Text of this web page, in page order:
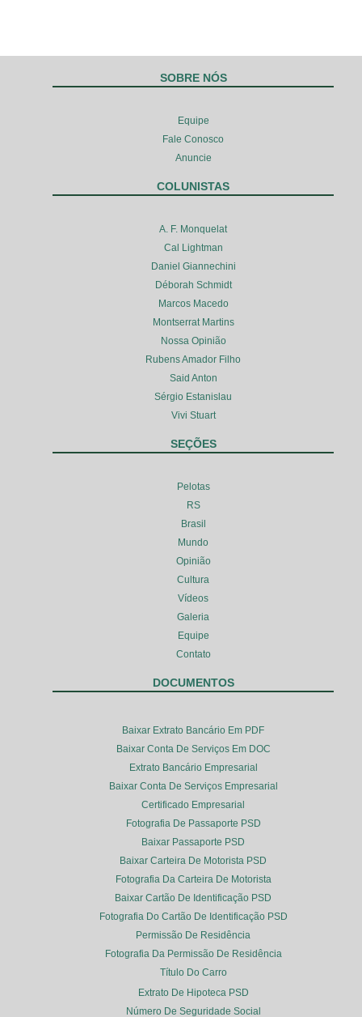
SOBRE NÓS
Equipe
Fale Conosco
Anuncie
COLUNISTAS
A. F. Monquelat
Cal Lightman
Daniel Giannechini
Déborah Schmidt
Marcos Macedo
Montserrat Martins
Nossa Opinião
Rubens Amador Filho
Said Anton
Sérgio Estanislau
Vivi Stuart
SEÇÕES
Pelotas
RS
Brasil
Mundo
Opinião
Cultura
Vídeos
Galeria
Equipe
Contato
DOCUMENTOS
Baixar Extrato Bancário Em PDF
Baixar Conta De Serviços Em DOC
Extrato Bancário Empresarial
Baixar Conta De Serviços Empresarial
Certificado Empresarial
Fotografia De Passaporte PSD
Baixar Passaporte PSD
Baixar Carteira De Motorista PSD
Fotografia Da Carteira De Motorista
Baixar Cartão De Identificação PSD
Fotografia Do Cartão De Identificação PSD
Permissão De Residência
Fotografia Da Permissão De Residência
Título Do Carro
Extrato De Hipoteca PSD
Número De Seguridade Social